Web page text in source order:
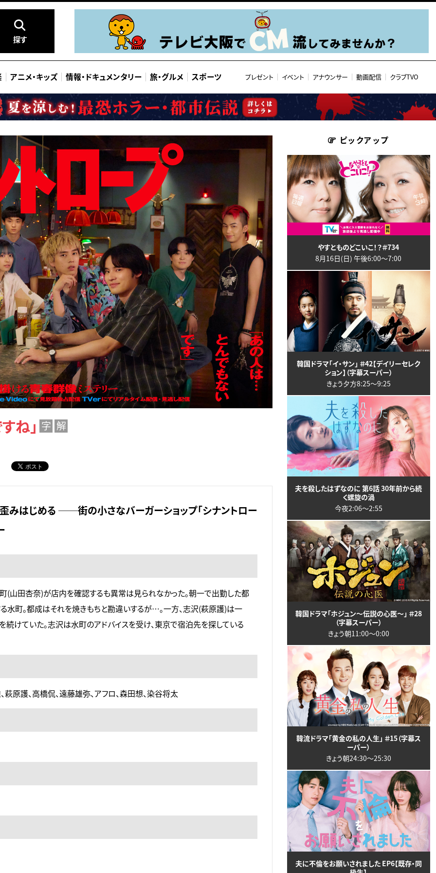
探す
アニメ・キッズ 情報・ ドキュメンタリー 旅・グルメ スポーツ プレゼント イベント アナウンサー 動画配信 クラブTVO
ね」 字 解
はじめる ──街の小さなバーガーショップ「シナントロー
(山田杏奈)が店内を確認するも異常は見られなかった。朝一で出勤した都
町。都成はそれを焼きもちと勘違いするが…。一方、志沢(萩原護)は一
けていた。志沢は水町のアドバイスを受け、東京で宿泊先を探している
原護、高橋侃、遠藤雄弥、アフロ、森田想、染谷将太
ピックアップ
やすとものどこいこ！？＃734
8月16日(日) 午後6:00〜7:00
韓国ドラマ「イ・サン」 ＃42【デイリーセレク
ション】（字幕スーパー）
きょう夕方8:25〜9:25
夫を殺したはずなのに 第6話 30年前から続
く螺旋の渦
今夜2:06〜2:55
韓国ドラマ「ホジュン～伝説の心医～」 ＃28
（字幕スーパー）
きょう朝11:00〜0:00
韓流ドラマ「黄金の私の人生」 ＃15（字幕ス
ーパー）
きょう朝24:30〜25:30
夫に不倫をお願いされました EP6【既存・同